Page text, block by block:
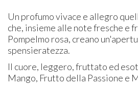
Un profumo vivace e allegro
che, insieme alle note fresche e
Pompelmo rosa, creano
spensieratezza.
Il cuore, leggero, fruttato ed
Mango, Frutto della Passione e